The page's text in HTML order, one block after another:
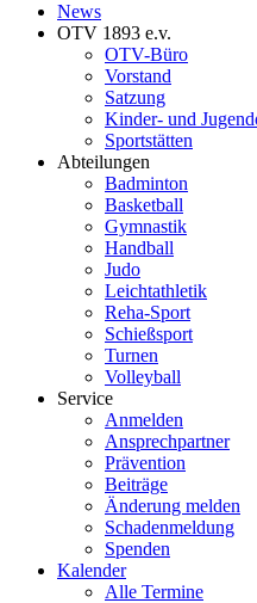
News
OTV 1893 e.v.
OTV-Büro
Vorstand
Satzung
Kinder- und
Sportstätten
Abteilungen
Badminton
Basketball
Gymnastik
Handball
Judo
Leichtathletik
Reha-Sport
Schießsport
Turnen
Volleyball
Service
Anmelden
Ansprechpartner
Prävention
Beiträge
Änderung melden
Schadenmeldung
Spenden
Kalender
Alle Termine